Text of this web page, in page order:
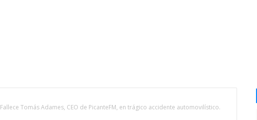
Fallece Tomás Adames, CEO de PicanteFM, en trágico accidente automovilístico.